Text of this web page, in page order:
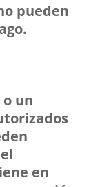
pueden
un
en